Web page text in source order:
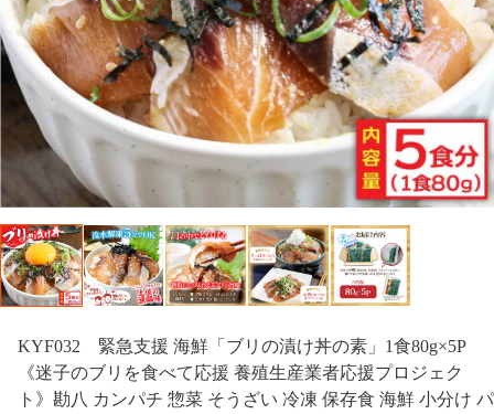
KYF032 緊急支援 海鮮「ブリの漬け丼の素」1食80g×5P
《迷子のブリを食べて応援 養殖生産業者応援プロジェク
ト》勘八 カンパチ 惣菜 そうざい 冷凍 保存食 海鮮 小分け パ